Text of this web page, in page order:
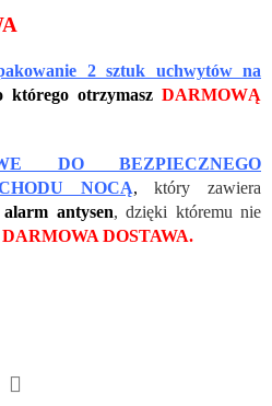
2 sztuk uchwytów na
którego otrzymasz DARMOWĄ
DO BEZPIECZNEGO
NOCĄ, który zawiera
antysen, dzięki któremu nie
DARMOWA DOSTAWA.